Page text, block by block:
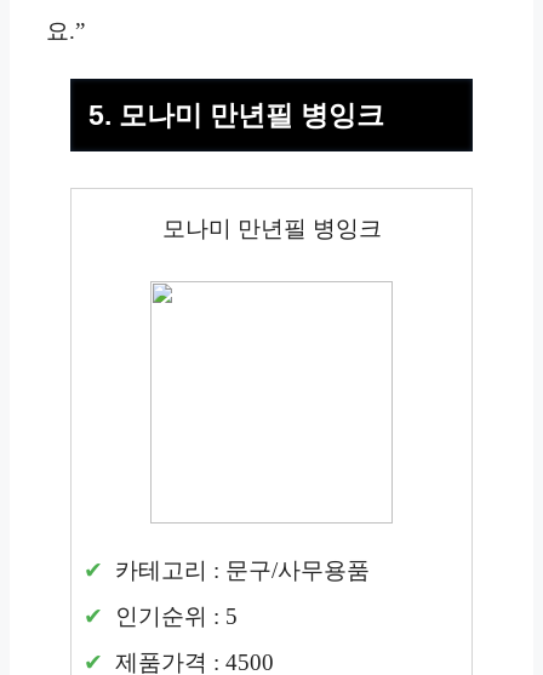
요.”
5. 모나미 만년필 병잉크
모나미 만년필 병잉크
카테고리 : 문구/사무용품
인기순위 : 5
제품가격 : 4500